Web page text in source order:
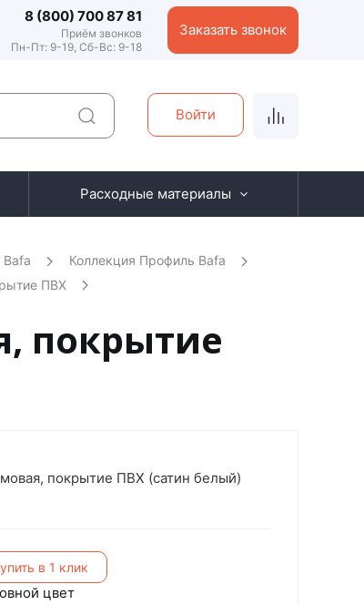
8 (800) 700 87 81
Приём звонков
Пн-Пт: 9-19, Сб-Вс: 9-18
Заказать звонок
Войти
Расходные материалы
Bafa
Коллекция Профиль Bafa
ПВХ
покрытие
покрытие ПВХ (сатин белый)
в 1 клик
цвет